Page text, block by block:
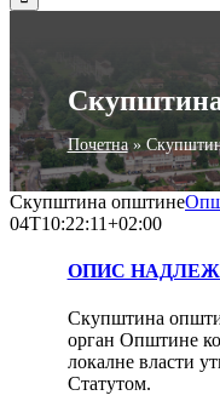
Почетна»
Скупштина општине
04T10:22:11+02:00
ОПИС
Скупштина
орган Општине
локалне власти
Статутом.